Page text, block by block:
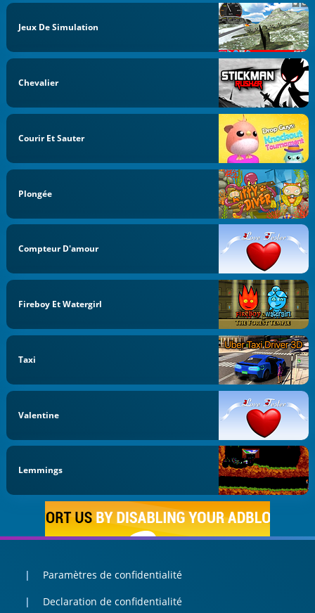
Jeux De Simulation
Chevalier
Courir Et Sauter
Plongée
Compteur D'amour
Fireboy Et Watergirl
Taxi
Valentine
Lemmings
Paramètres de confidentialité
Declaration de confidentialité